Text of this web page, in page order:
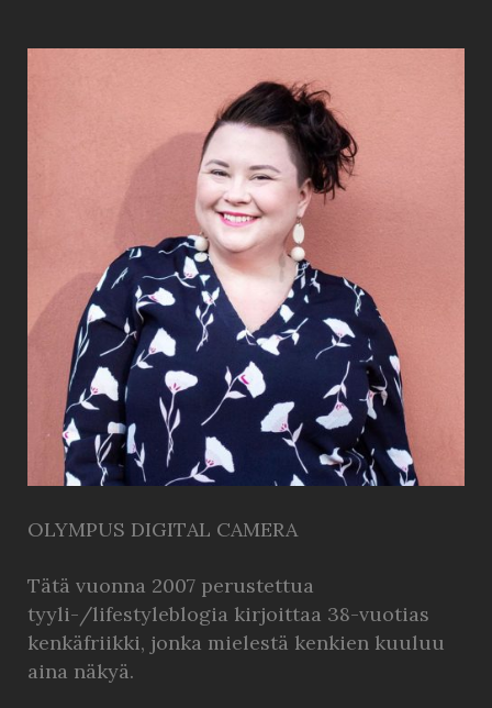
OLYMPUS DIGITAL CAMERA
Tätä vuonna 2007 perustettua
tyyli-/lifestyleblogia kirjoittaa 38-vuotias
kenkäfriikki, jonka mielestä kenkien kuuluu
aina näkyä.